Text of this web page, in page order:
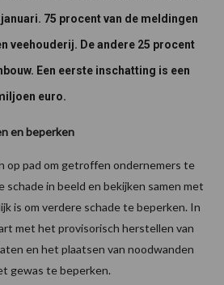
75 procent van de meldingen
veehouderij. De andere 25 procent
Een eerste inschatting is een
euro.
en beperken
op pad om getroffen ondernemers te
schade in beeld en bekijken samen met
is om verdere schade te beperken. In
met het provisorisch herstellen van
en het plaatsen van noodwanden
gewas te beperken.